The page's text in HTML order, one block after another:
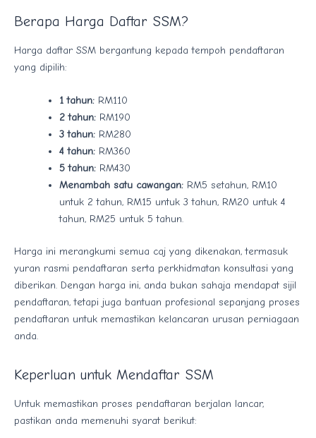
Berapa Harga Daftar SSM?
Harga daftar SSM bergantung kepada tempoh pendaftaran
yang dipilih:
1 tahun:RM110
2 tahun:RM190
3 tahun:RM280
4 tahun:RM360
5 tahun:RM430
Menambah satu cawangan:RM5 setahun, RM10
untuk 2 tahun, RM15 untuk 3 tahun, RM20 untuk 4
tahun, RM25 untuk 5 tahun.
Harga ini merangkumi semua caj yang dikenakan, termasuk
yuran rasmi pendaftaran serta perkhidmatan konsultasi yang
diberikan. Dengan harga ini, anda bukan sahaja mendapat sijil
pendaftaran, tetapi juga bantuan profesional sepanjang proses
pendaftaran untuk memastikan kelancaran urusan perniagaan
anda.
Keperluan untuk Mendaftar SSM
Untuk memastikan proses pendaftaran berjalan lancar,
pastikan anda memenuhi syarat berikut: